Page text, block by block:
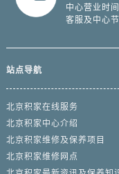
中心营业时
客服及中心
站点导航
北京积家在线服务
北京积家中心介绍
北京积家维修及保养项目
北京积家维修网点